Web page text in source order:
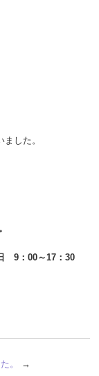
した。
9：00～17：30
。 →